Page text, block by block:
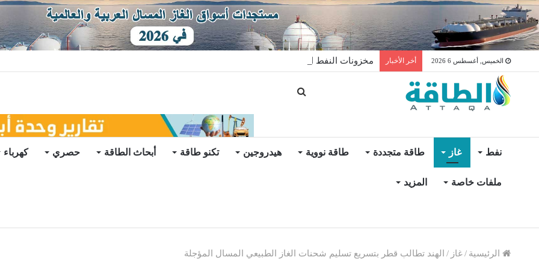
الخميس, أغسطس 6 2026 أخر الأخبار مخزونات النفط الأميركية ترتفع 2.5 مليون برميل عكس التوقعات
نفط غاز طاقة متجددة طاقة نووية هيدروجين تكنو طاقة أبحاث الطاقة حصري كهرباء
ملفات خاصة المزيد
الرئيسية /غاز / الهند تطالب قطر بتسريع تسليم شحنات الغاز الطبيعي المسال المؤجلة